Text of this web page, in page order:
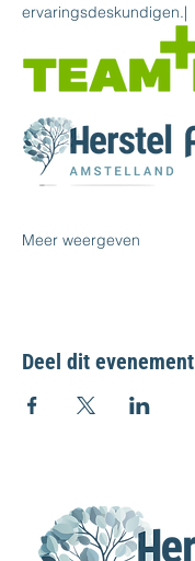
ervaringsdeskundigen.|
Meer weergeven
Deel dit evenement